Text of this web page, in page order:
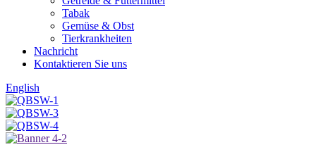
Tabak
Gemüse & Obst
Tierkrankheiten
Nachricht
Kontaktieren Sie uns
English